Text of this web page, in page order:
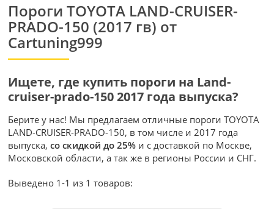
Пороги TOYOTA LAND-CRUISER-
PRADO-150 (2017 гв) от
Cartuning999
Ищете, где купить пороги на Land-
cruiser-prado-150 2017 года выпуска?
Берите у нас! Мы предлагаем отличные пороги TOYOTA
LAND-CRUISER-PRADO-150, в том числе и 2017 года
выпуска,со скидкой до 25% и с доставкой по Москве,
Московской области, а так же в регионы России и СНГ.
Выведено 1-1 из 1 товаров: